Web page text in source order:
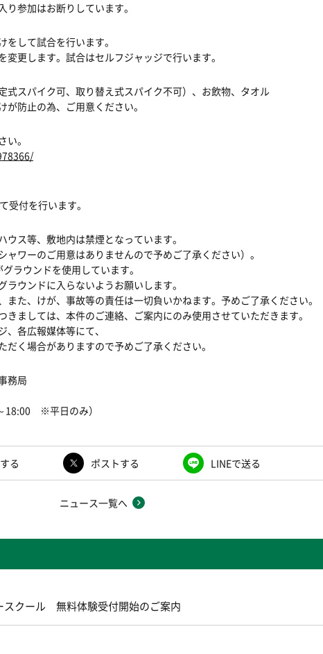
参加はお断りしています。
して試合を行います。
更します。試合はセルフジャッジで行います。
式スパイク可、取り替え式スパイク不可）、お飲物、タオル
防止の為、ご用意ください。
。
受付を行います。
ウス等、敷地内は禁煙となっています。
ャワーのご用意はありませんので予めご了承ください）。
ラウンドを使用しています。
ウンドに入らないようお願いします。
また、けが、事故等の責任は一切負いかねます。予めご了承ください。
きましては、本件のご連絡、ご案内にのみ使用させていただきます。
、各広報媒体等にて、
く場合がありますので予めご了承ください。
務局
18:00 ※平日のみ）
る ポストする LINEで送る
ニュース一覧へ
スクール 無料体験受付開始のご案内